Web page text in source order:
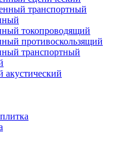
транспортный
токопроводящий
противоскользящий
транспортный
акустический